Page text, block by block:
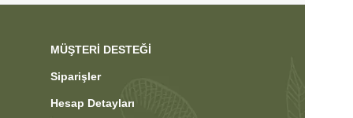
MÜŞTERI DESTEĞI
Siparişler
Hesap Detayları